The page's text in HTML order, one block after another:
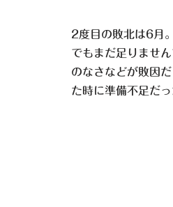
2度目の敗北は6月
でもまだ足りませ
のなさなどが敗因
た時に準備不足だ